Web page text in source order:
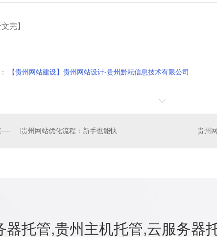
文完】
【贵州网站建设】贵州网站设计-贵州黔耘信息技术有限公司
贵州网站优化流程：新手也能快速学会自己优化网站
托管,贵州主机托管,云服务器